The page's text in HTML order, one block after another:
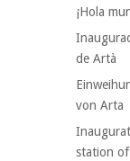
¡Hola
de Artà
von Arta
station